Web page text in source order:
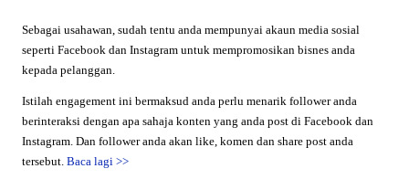
Sebagai usahawan, sudah tentu anda mempunyai akaun media sosial
seperti Facebook dan Instagram untuk mempromosikan bisnes anda
kepada pelanggan.
Istilah engagement ini bermaksud anda perlu menarik follower anda
berinteraksi dengan apa sahaja konten yang anda post di Facebook dan
Instagram. Dan follower anda akan like, komen dan share post anda
tersebut. Baca lagi >>